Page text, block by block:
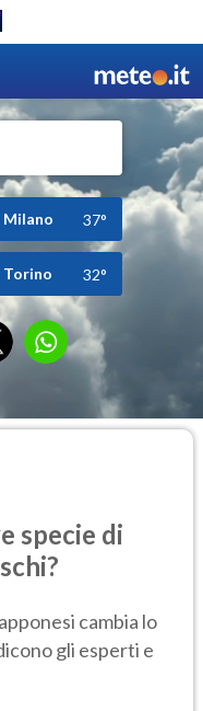
Milano 37°
Torino 32°
specie di
cambia lo
gli esperti e